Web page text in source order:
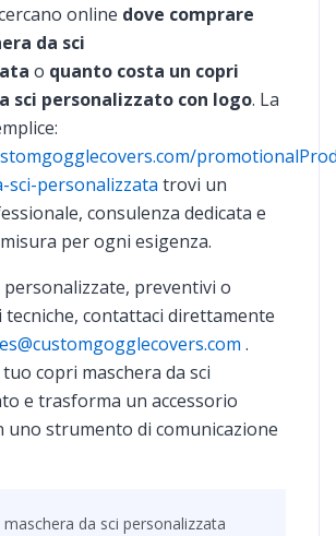
online dove comprare
da sci
o quanto costa un copri
sci personalizzato con logo. La
sci-personalizzata trovi un
consulenza dedicata e
per ogni esigenza.
preventivi o
contattaci direttamente
.
copri maschera da sci
e trasforma un accessorio
uno strumento di comunicazione
maschera da sci personalizzata